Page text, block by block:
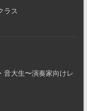
ラス
音大生〜演奏家向けレ